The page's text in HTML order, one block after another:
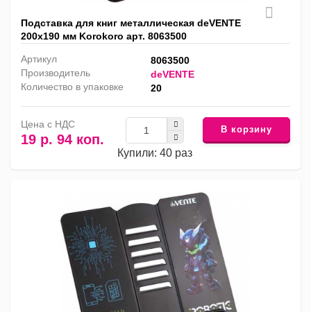
Подставка для книг металлическая deVENTE
200х190 мм Korokoro арт. 8063500
Артикул
8063500
Производитель
deVENTE
Количество в упаковке
20
Цена с НДС
19 р. 94 коп.
Купили: 40 раз
В корзину